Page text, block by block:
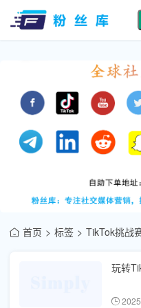
首页 标签 TikTok挑战
玩转